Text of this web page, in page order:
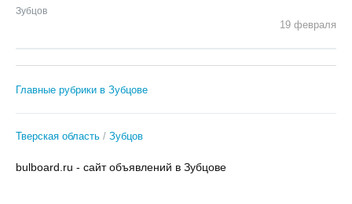
Зубцов
19 февраля
Главные рубрики в Зубцове
Тверская область Зубцов
bulboard.ru - сайт объявлений в Зубцове